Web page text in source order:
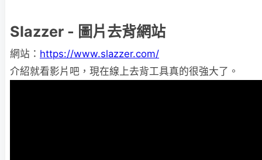
Slazzer - 圖片去背網站
網站： https://www.slazzer.com/
介紹就看影片吧，現在線上去背工具真的很強大了。